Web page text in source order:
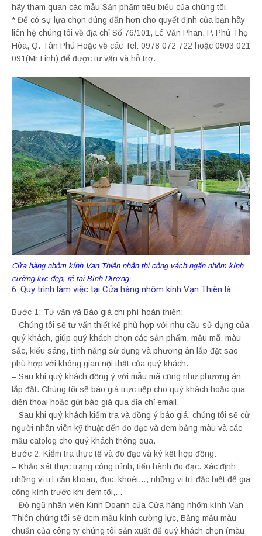
hãy tham quan các mẫu Sản phẩm tiêu biểu của chúng tôi.
* Để có sự lựa chọn đúng đắn hơn cho quyết định của bạn hãy
liên hệ chúng tôi về địa chỉ Số 76/101, Lê Văn Phan, P. Phú Thọ
Hòa, Q. Tân Phú Hoặc về các Tel: 0978 072 722 hoặc 0903 021
091(Mr Linh) để được tư vấn và hỗ trợ.
Cửa hàng nhôm kính Vạn Thiên nhận thi công vách ngăn nhôm kính
cường lực đẹp, rẻ tại Bình Dương
6. Quy trình làm việc tại Cửa hàng nhôm kính Vạn Thiên là:
Bước 1: Tư vấn và Báo giá chi phí hoàn thiện:
– Chúng tôi sẽ tư vấn thiết kế phù hợp với nhu cầu sử dụng của
quý khách, giúp quý khách chọn các sản phẩm, mẫu mã, màu
sắc, kiểu sáng, tính năng sử dụng và phương án lắp đặt sao
phù hợp với không gian nội thất của quý khách.
– Sau khi quý khách đồng ý với mẫu mã cũng như phương án
lắp đặt. Chúng tôi sẽ báo giá trực tiếp cho quý khách hoặc qua
điện thoại hoặc gửi báo giá qua địa chỉ email.
– Sau khi quý khách kiểm tra và đồng ý báo giá, chúng tôi sẽ cử
người nhân viên kỹ thuật đến đo đạc và đem bảng màu và các
mẫu catolog cho quý khách thông qua.
Bước 2: Kiểm tra thực tế và đo đạc và ký kết hợp đồng:
– Khảo sát thực trạng công trình, tiến hành đo đạc. Xác định
những vị trí cần khoan, đục, khoét…, những vị trí đặc biệt để gia
công kính trước khi đem tôi,…
– Độ ngũ nhân viên Kinh Doanh của Cửa hàng nhôm kính Vạn
Thiên chúng tôi sẽ đem mẫu kính cường lực, Bảng mẫu màu
chuẩn của công ty chúng tôi sản xuất để quý khách chọn (màu